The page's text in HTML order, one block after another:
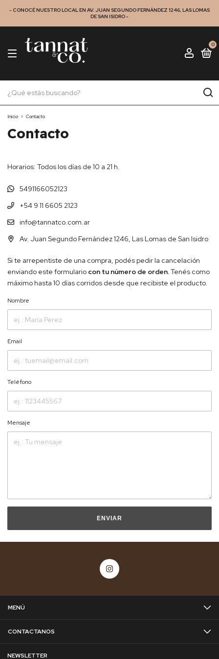
- CONOCÉ NUESTRO LOCAL EN AV. JUAN SEGUNDO FERNÁNDEZ 1246, LAS LOMAS
DE SAN ISIDRO -
0
Inicio > Contacto
Contacto
Horarios: Todos los días de 10 a 21 h.
5491166052123
+54 9 11 6605 2123
info@tannatco.com.ar
Av. Juan Segundo Fernández 1246, Las Lomas de San Isidro
Si te arrepentiste de una compra, podés pedir la cancelación
enviando este formulario con tu número de orden.Tenés como
máximo hasta 10 días corridos desde que recibiste el producto.
Nombre
Email
Teléfono
Mensaje
ENVIAR
MENÚ
CONTACTANOS
NEWSLETTER